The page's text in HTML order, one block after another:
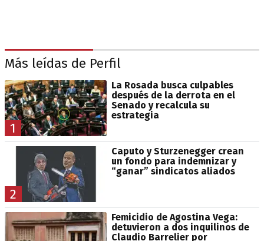
Más leídas de Perfil
1
La Rosada busca culpables
después de la derrota en el
Senado y recalcula su
estrategia
2
Caputo y Sturzenegger crean
un fondo para indemnizar y
“ganar” sindicatos aliados
Femicidio de Agostina Vega:
detuvieron a dos inquilinos de
Claudio Barrelier por